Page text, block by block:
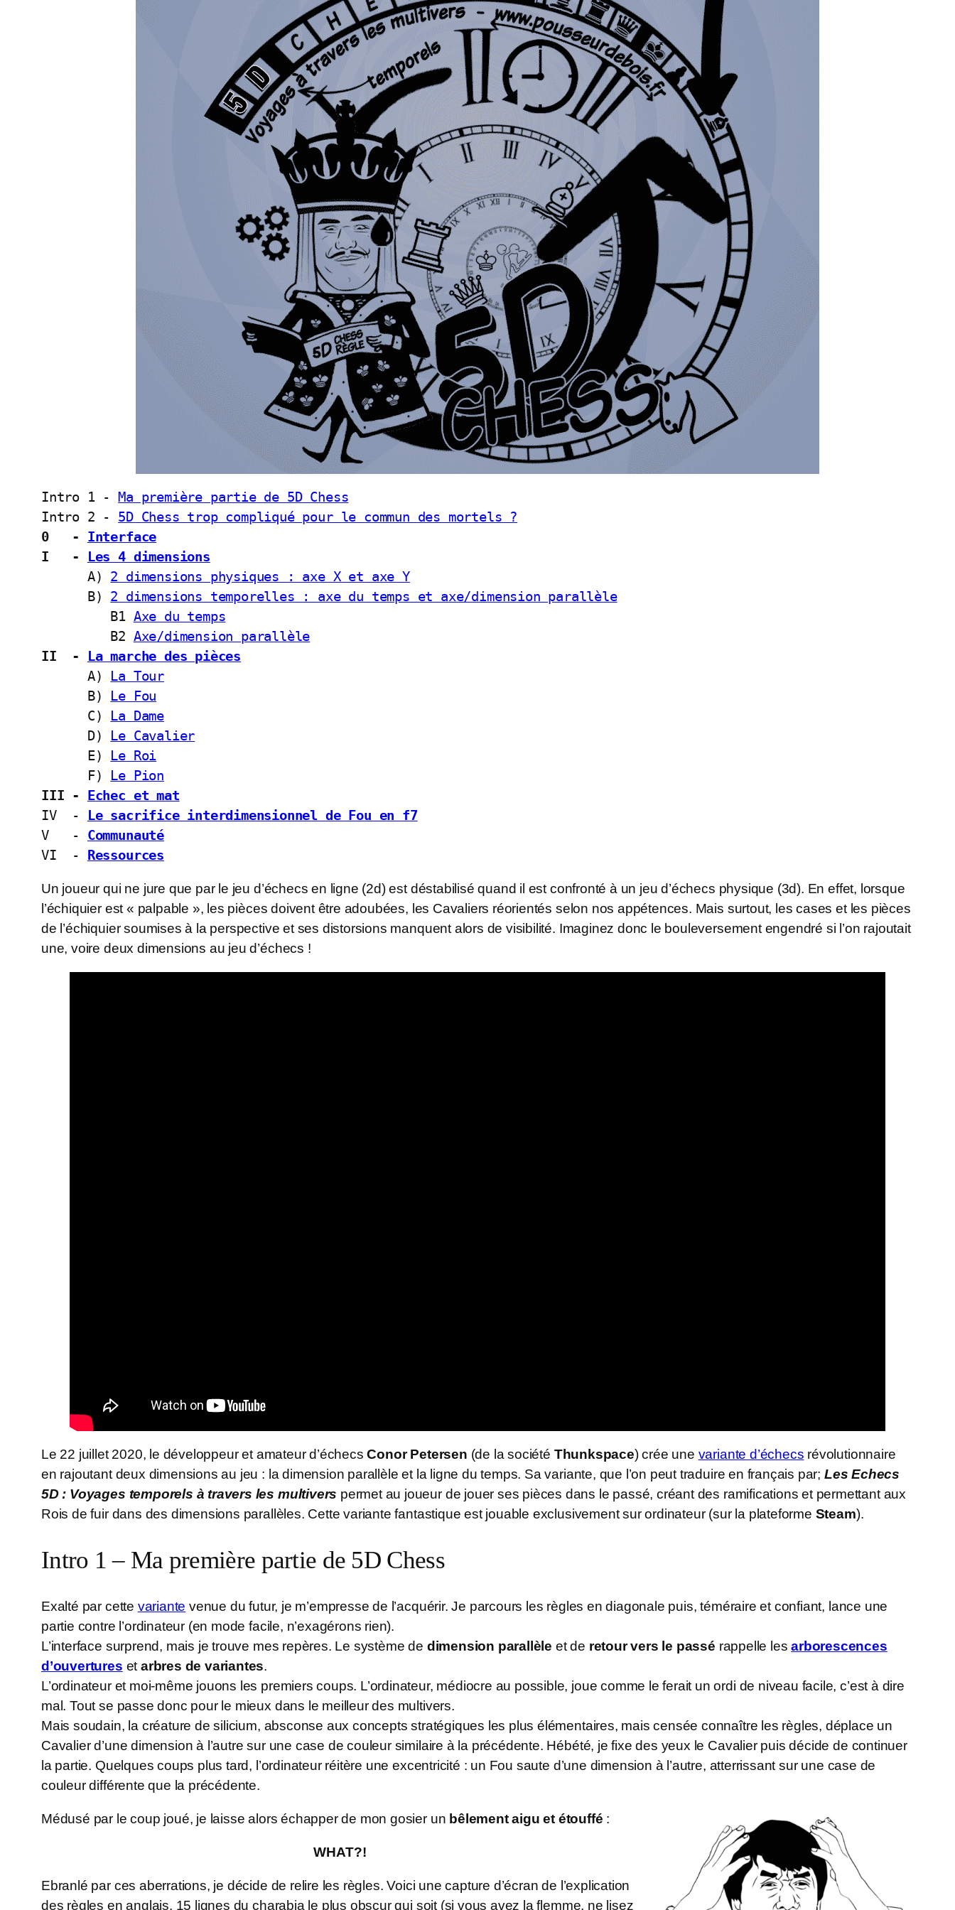
Intro 1 - Ma première partie de 5D Chess
Intro 2 - 5D Chess trop compliqué pour le commun des mortels ?
0   - Interface
I   - Les 4 dimensions
      A)
2 dimensions physiques : axe X et axe Y
      B)
2 dimensions temporelles : axe du temps et axe/dimension parallèle
         B1
Axe du temps
         B2
Axe/dimension parallèle
II  - La marche des pièces
      A)
La Tour
      B)
Le Fou
      C)
La Dame
      D)
Le Cavalier
      E)
Le Roi
      F)
Le Pion
III - Echec et mat
IV  - Le sacrifice interdimensionnel de Fou en f7
V   - Communauté
VI  - Ressources
Un joueur qui ne jure que par le jeu d’échecs en ligne (2d) est déstabilisé quand il est confronté à un jeu d’échecs physique (3d). En effet, lorsque
l’échiquier est « palpable », les pièces doivent être adoubées, les Cavaliers réorientés selon nos appétences. Mais surtout, les cases et les pièces
de l’échiquier soumises à la perspective et ses distorsions manquent alors de visibilité. Imaginez donc le bouleversement engendré si l’on rajoutait
une, voire deux dimensions au jeu d’échecs !
Le 22 juillet 2020, le développeur et amateur d’échecsConor Petersen (de la société Thunkspace) crée une variante d’échecs révolutionnaire
en rajoutant deux dimensions au jeu : la dimension parallèle et la ligne du temps. Sa variante, que l’on peut traduire en français par; Les Echecs
5D : Voyages temporels à travers les multivers permet au joueur de jouer ses pièces dans le passé, créant des ramifications et permettant aux
Rois de fuir dans des dimensions parallèles. Cette variante fantastique est jouable exclusivement sur ordinateur (sur la plateforme Steam).
Intro 1 – Ma première partie de 5D Chess
Exalté par cette variante venue du futur, je m’empresse de l’acquérir. Je parcours les règles en diagonale puis, téméraire et confiant, lance une
partie contre l’ordinateur (en mode facile, n’exagérons rien).
L’interface surprend, mais je trouve mes repères. Le système de dimension parallèle et de retour vers le passé rappelle lesarborescences
d’ouvertures et arbres de variantes.
L’ordinateur et moi-même jouons les premiers coups. L’ordinateur, médiocre au possible, joue comme le ferait un ordi de niveau facile, c’est à dire
mal. Tout se passe donc pour le mieux dans le meilleur des multivers.
Mais soudain, la créature de silicium, absconse aux concepts stratégiques les plus élémentaires, mais censée connaître les règles, déplace un
Cavalier d’une dimension à l’autre sur une case de couleur similaire à la précédente. Hébété, je fixe des yeux le Cavalier puis décide de continuer
la partie. Quelques coups plus tard, l’ordinateur réitère une excentricité : un Fou saute d’une dimension à l’autre, atterrissant sur une case de
couleur différente que la précédente.
Médusé par le coup joué, je laisse alors échapper de mon gosier un bêlement aigu et étouffé :
WHAT?!
Ebranlé par ces aberrations, je décide de relire les règles. Voici une capture d’écran de l’explication
des règles en anglais. 15 lignes du charabia le plus obscur qui soit (si vous avez la flemme, ne lisez